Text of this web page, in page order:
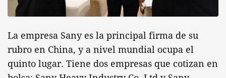
La empresa Sany es la principal firma de su
rubro en China, y a nivel mundial ocupa el
quinto lugar. Tiene dos empresas que cotizan en